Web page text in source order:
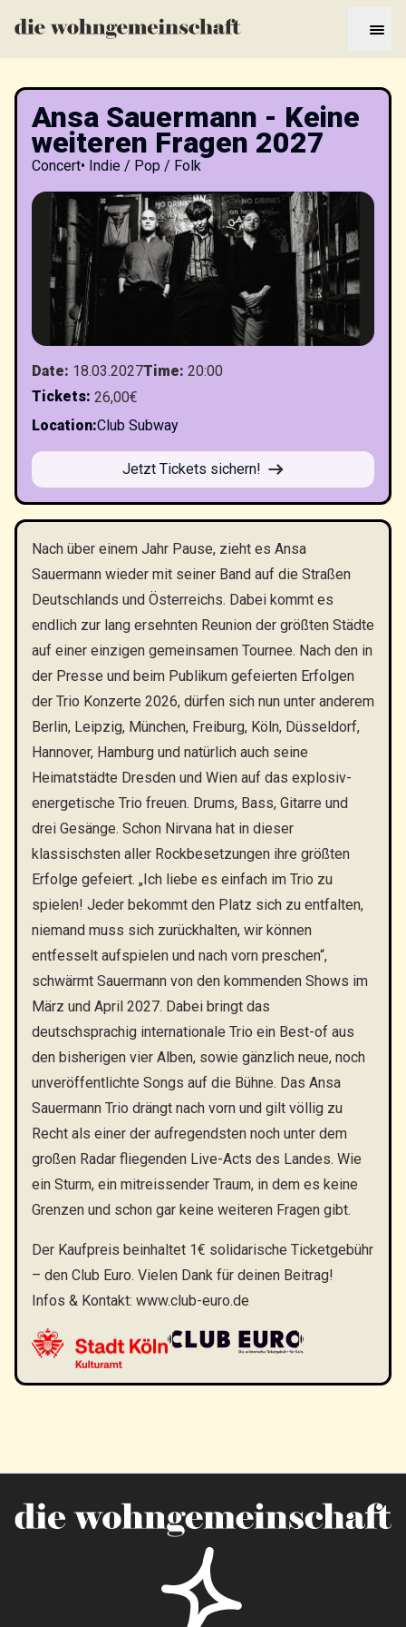
Ansa Sauermann - Keine
weiteren Fragen 2027
Concert• Indie / Pop / Folk
Date: 18.03.2027Time: 20:00
Tickets: 26,00€
Location:Club Subway
Jetzt Tickets sichern!
Nach über einem Jahr Pause, zieht es Ansa
Sauermann wieder mit seiner Band auf die Straßen
Deutschlands und Österreichs. Dabei kommt es
endlich zur lang ersehnten Reunion der größten Städte
auf einer einzigen gemeinsamen Tournee. Nach den in
der Presse und beim Publikum gefeierten Erfolgen
der Trio Konzerte 2026, dürfen sich nun unter anderem
Berlin, Leipzig, München, Freiburg, Köln, Düsseldorf,
Hannover, Hamburg und natürlich auch seine
Heimatstädte Dresden und Wien auf das explosiv-
energetische Trio freuen. Drums, Bass, Gitarre und
drei Gesänge. Schon Nirvana hat in dieser
klassischsten aller Rockbesetzungen ihre größten
Erfolge gefeiert. „Ich liebe es einfach im Trio zu
spielen! Jeder bekommt den Platz sich zu entfalten,
niemand muss sich zurückhalten, wir können
entfesselt aufspielen und nach vorn preschen“,
schwärmt Sauermann von den kommenden Shows im
März und April 2027. Dabei bringt das
deutschsprachig internationale Trio ein Best-of aus
den bisherigen vier Alben, sowie gänzlich neue, noch
unveröffentlichte Songs auf die Bühne. Das Ansa
Sauermann Trio drängt nach vorn und gilt völlig zu
Recht als einer der aufregendsten noch unter dem
großen Radar fliegenden Live-Acts des Landes. Wie
ein Sturm, ein mitreissender Traum, in dem es keine
Grenzen und schon gar keine weiteren Fragen gibt.
Der Kaufpreis beinhaltet 1€ solidarische Ticketgebühr
– den Club Euro. Vielen Dank für deinen Beitrag!
Infos & Kontakt: www.club-euro.de